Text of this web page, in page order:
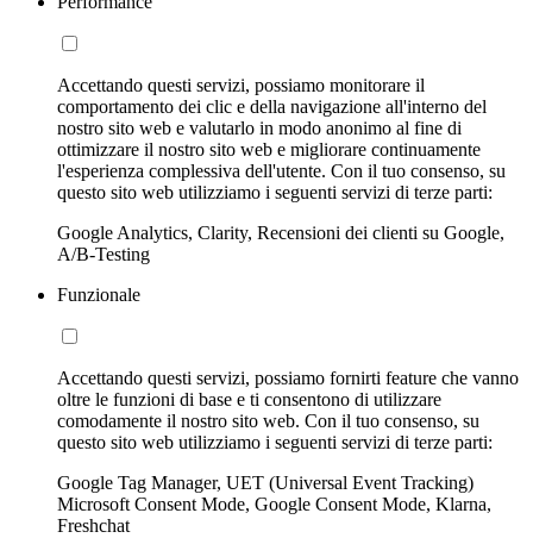
Accettando questi servizi, possiamo monitorare il
comportamento dei clic e della navigazione all'interno del
nostro sito web e valutarlo in modo anonimo al fine di
ottimizzare il nostro sito web e migliorare continuamente
l'esperienza complessiva dell'utente. Con il tuo consenso, su
questo sito web utilizziamo i seguenti servizi di terze parti:
Google Analytics, Clarity, Recensioni dei clienti su Google,
A/B-Testing
Funzionale
Accettando questi servizi, possiamo fornirti feature che vanno
oltre le funzioni di base e ti consentono di utilizzare
comodamente il nostro sito web. Con il tuo consenso, su
questo sito web utilizziamo i seguenti servizi di terze parti:
Google Tag Manager, UET (Universal Event Tracking)
Microsoft Consent Mode, Google Consent Mode, Klarna,
Freshchat